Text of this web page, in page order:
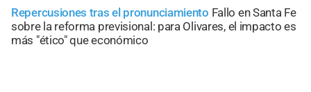
Repercusiones tras el pronunciamiento Fallo en Santa Fe
sobre la reforma previsional: para Olivares, el impacto es
más "ético" que económico